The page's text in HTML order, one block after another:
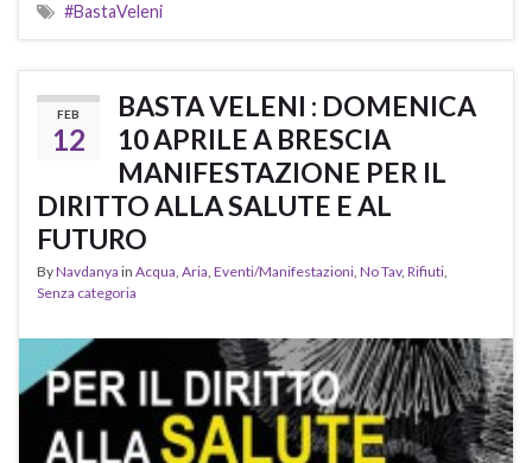
#BastaVeleni
FEB
12
BASTA VELENI : DOMENICA
10 APRILE A BRESCIA
MANIFESTAZIONE PER IL
DIRITTO ALLA SALUTE E AL
FUTURO
ByNavdanya in Acqua, Aria, Eventi/Manifestazioni, No Tav, Rifiuti,
Senza categoria